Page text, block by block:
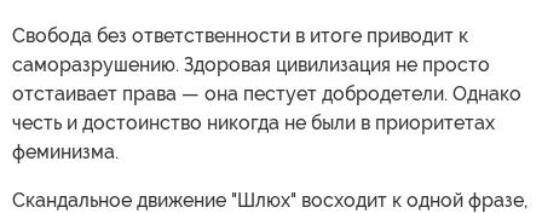
Свобода без ответственности в итоге приводит к
саморазрушению. Здоровая цивилизация не просто
отстаивает права — она пестует добродетели. Однако
честь и достоинство никогда не были в приоритетах
феминизма.
Скандальное движение "Шлюх" восходит к одной фразе,